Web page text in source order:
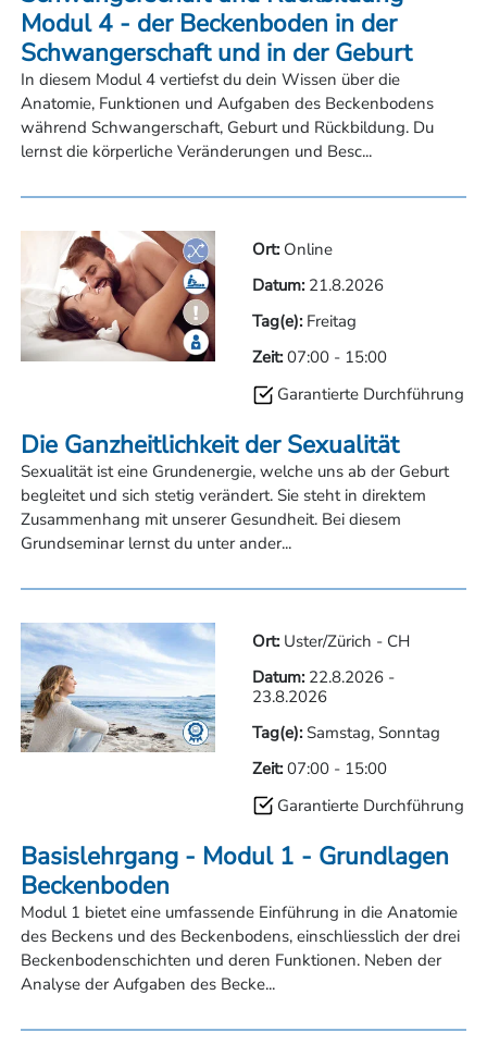
Modul 4 - der Beckenboden in der
Schwangerschaft und in der Geburt
In diesem Modul 4 vertiefst du dein Wissen über die
Anatomie, Funktionen und Aufgaben des Beckenbodens
während Schwangerschaft, Geburt und Rückbildung. Du
lernst die körperliche Veränderungen und Besc...
Die Ganzheitlichkeit der Sexualität
Sexualität ist eine Grundenergie, welche uns ab der Geburt
begleitet und sich stetig verändert. Sie steht in direktem
Zusammenhang mit unserer Gesundheit. Bei diesem
Grundseminar lernst du unter ander...
Ort: Online
Datum: 21.8.2026
Tag(e): Freitag
Zeit:07:00- 15:00
Garantierte Durchführung
Basislehrgang - Modul 1 - Grundlagen
Beckenboden
Modul 1 bietet eine umfassende Einführung in die Anatomie
des Beckens und des Beckenbodens, einschliesslich der drei
Beckenbodenschichten und deren Funktionen. Neben der
Analyse der Aufgaben des Becke...
Ort: Uster/Zürich - CH
Datum: 22.8.2026-
23.8.2026
Tag(e): Samstag, Sonntag
Zeit:07:00- 15:00
Garantierte Durchführung